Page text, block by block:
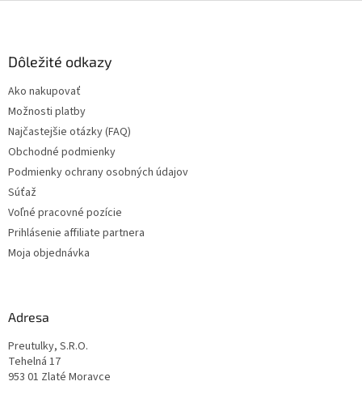
Dôležité odkazy
Ako nakupovať
Možnosti platby
Najčastejšie otázky (FAQ)
Obchodné podmienky
Podmienky ochrany osobných údajov
Súťaž
Voľné pracovné pozície
Prihlásenie affiliate partnera
Moja objednávka
Adresa
Preutulky, S.R.O.
Tehelná 17
953 01 Zlaté Moravce